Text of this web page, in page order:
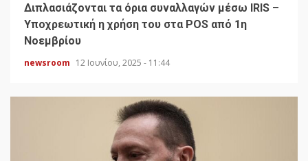
Διπλασιάζονται τα όρια συναλλαγών μέσω IRIS –
Υποχρεωτική η χρήση του στα POS από 1η
Νοεμβρίου
newsroom 12 Ιουνίου, 2025 - 11:44